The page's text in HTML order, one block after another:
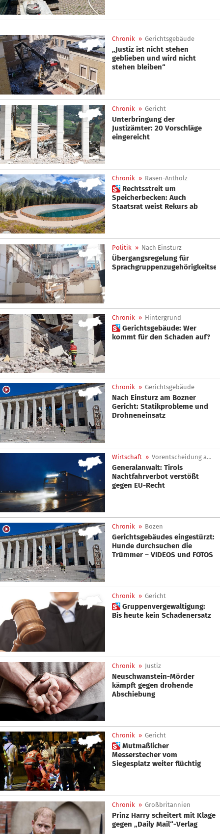
Chronik » Gerichtsgebäude
„Justiz ist nicht stehen
geblieben und wird nicht
stehen bleiben“
Chronik » Gericht
Unterbringung der
Justizämter: 20 Vorschläge
eingereicht
Chronik » Rasen-Antholz
 Rechtsstreit um
Speicherbecken: Auch
Staatsrat weist Rekurs ab
Politik » Nach Einsturz
Übergangsregelung für
Chronik » Hintergrund
 Gerichtsgebäude: Wer
kommt für den Schaden auf?
Chronik » Gerichtsgebäude
Nach Einsturz am Bozner
Gericht: Statikprobleme und
Drohneneinsatz
Wirtschaft » Vorentscheidung am EUGH
Generalanwalt: Tirols
Nachtfahrverbot verstößt
gegen EU-Recht
Chronik » Bozen
Gerichtsgebäudes eingestürzt:
Hunde durchsuchen die
Trümmer – VIDEOS und FOTOS
Chronik » Gericht
 Gruppenvergewaltigung:
Bis heute kein Schadenersatz
Chronik » Justiz
Neuschwanstein-Mörder
kämpft gegen drohende
Abschiebung
Chronik » Gericht
 Mutmaßlicher
Messerstecher vom
Siegesplatz weiter flüchtig
Chronik » Großbritannien
Prinz Harry scheitert mit Klage
gegen „Daily Mail“-Verlag